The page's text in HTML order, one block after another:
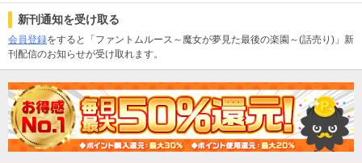
新刊通知を受け取る
会員登録をすると「ファントムルース～魔女が夢見た最後の楽園～(話売り)」新
刊配信のお知らせが受け取れます。